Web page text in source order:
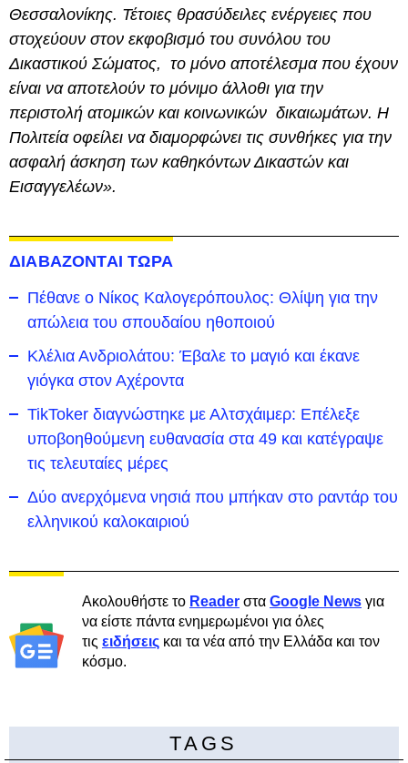
Θεσσαλονίκης. Τέτοιες θρασύδειλες ενέργειες που
στοχεύουν στον εκφοβισμό του συνόλου του
Δικαστικού Σώματος, το μόνο αποτέλεσμα που έχουν
είναι να αποτελούν το μόνιμο άλλοθι για την
περιστολή ατομικών και κοινωνικών δικαιωμάτων. Η
Πολιτεία οφείλει να διαμορφώνει τις συνθήκες για την
ασφαλή άσκηση των καθηκόντων Δικαστών και
Εισαγγελέων».
ΔΙΑΒΑΖΟΝΤΑΙ ΤΩΡΑ
Πέθανε ο Νίκος Καλογερόπουλος: Θλίψη για την
απώλεια του σπουδαίου ηθοποιού
Κλέλια Ανδριολάτου: Έβαλε το μαγιό και έκανε
γιόγκα στον Αχέροντα
TikToker διαγνώστηκε με Αλτσχάιμερ: Επέλεξε
υποβοηθούμενη ευθανασία στα 49 και κατέγραψε
τις τελευταίες μέρες
Δύο ανερχόμενα νησιά που μπήκαν στο ραντάρ του
ελληνικού καλοκαιριού
Ακολουθήστε το Reader στα Google News για
να είστε πάντα ενημερωμένοι για όλες
τις ειδήσεις και τα νέα από την Ελλάδα και τον
κόσμο.
TAGS